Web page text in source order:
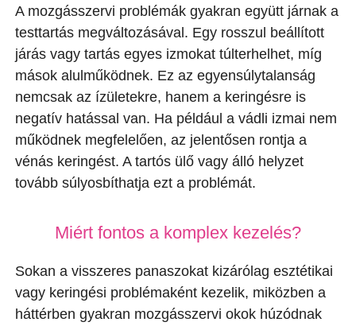
A mozgásszervi problémák gyakran együtt járnak a
testtartás megváltozásával. Egy rosszul beállított
járás vagy tartás egyes izmokat túlterhelhet, míg
mások alulműködnek. Ez az egyensúlytalanság
nemcsak az ízületekre, hanem a keringésre is
negatív hatással van. Ha például a vádli izmai nem
működnek megfelelően, az jelentősen rontja a
vénás keringést. A tartós ülő vagy álló helyzet
tovább súlyosbíthatja ezt a problémát.
Miért fontos a komplex kezelés?
Sokan a visszeres panaszokat kizárólag esztétikai
vagy keringési problémaként kezelik, miközben a
háttérben gyakran mozgásszervi okok húzódnak